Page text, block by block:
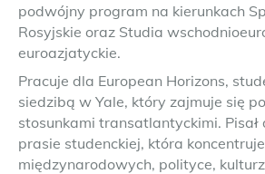
podwójny program na kierunkach
Rosyjskie oraz Studia
euroazjatyckie.
Pracuje dla European Horizons,
siedzibą w Yale, który zajmuje się
stosunkami transatlantyckimi. Pisał
prasie studenckiej, która
międzynarodowych, polityce,